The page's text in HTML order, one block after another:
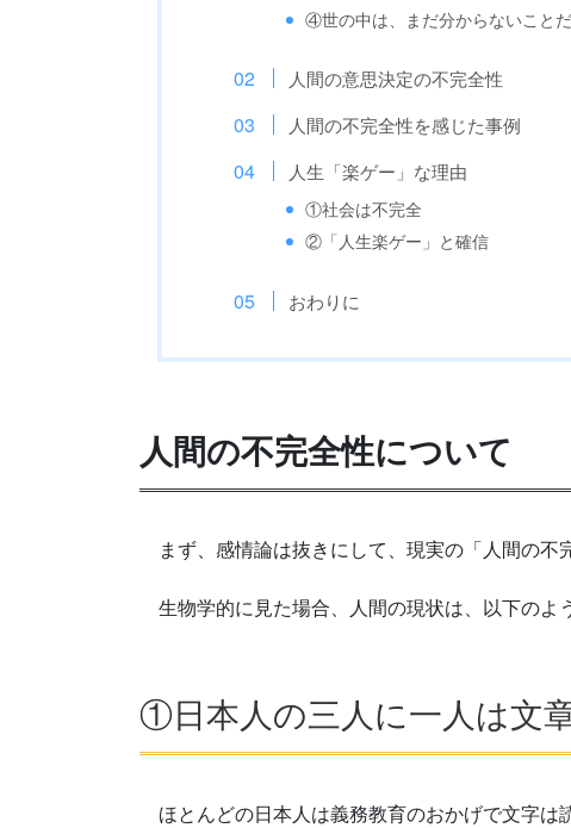
④世の中は、まだ分からないこと
人間の意思決定の不完全性
人間の不完全性を感じた事例
人生「楽ゲー」な理由
①社会は不完全
②「人生楽ゲー」と確信
おわりに
人間の不完全性について
まず、感情論は抜きにして、現実の「人間の不
生物学的に見た場合、人間の現状は、以下のよ
①日本人の三人に一人は文
ほとんどの日本人は義務教育のおかげで文字は